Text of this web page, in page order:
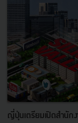
ญี่ปุ่นเตรียมเปิดสำนั